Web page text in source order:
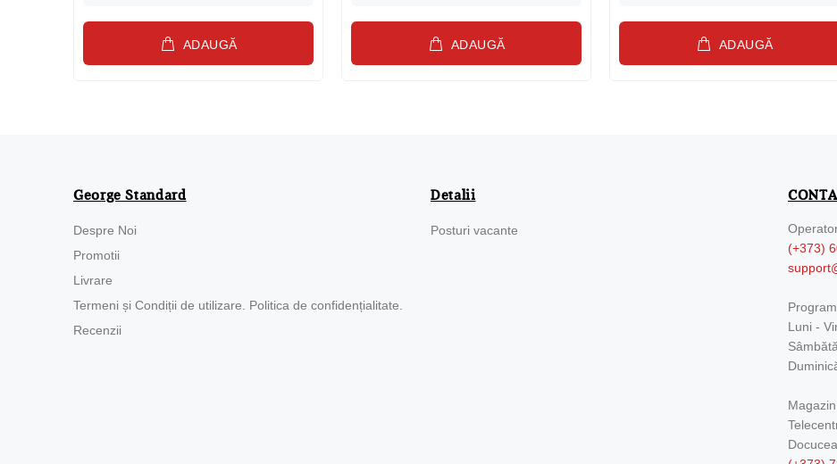
ADAUGĂ ADAUGĂ ADAUGĂ
George Standard
Despre Noi
Promotii
Livrare
Termeni și Condiții de utilizare. Politica de confidențialitate.
Recenzii
Detalii
Posturi vacante
(+373)
Luni -